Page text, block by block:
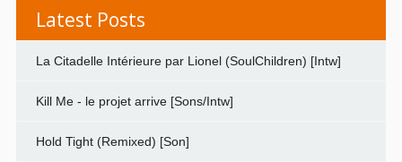
Latest Posts
La Citadelle Intérieure par Lionel (SoulChildren) [Intw]
Kill Me - le projet arrive [Sons/Intw]
Hold Tight (Remixed) [Son]